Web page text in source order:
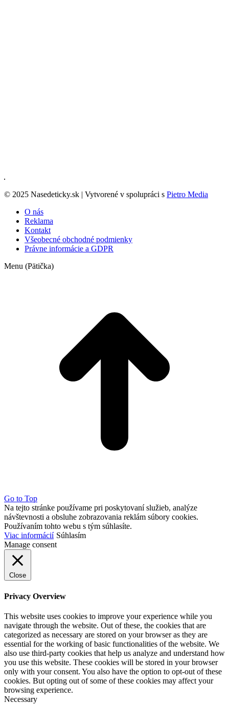
© 2025 Nasedeticky.sk | Vytvorené v spolupráci s Pietro Media
O nás
Reklama
Kontakt
Všeobecné obchodné podmienky
Právne informácie a GDPR
Menu (Pätička)
Go to Top
Na tejto stránke používame pri poskytovaní služieb, analýze
návštevnosti a obsluhe zobrazovania reklám súbory cookies.
Používaním tohto webu s tým súhlasíte.
Viac informácií Súhlasím
Manage consent
Close
Privacy Overview
This website uses cookies to improve your experience while you
navigate through the website. Out of these, the cookies that are
categorized as necessary are stored on your browser as they are
essential for the working of basic functionalities of the website. We
also use third-party cookies that help us analyze and understand how
you use this website. These cookies will be stored in your browser
only with your consent. You also have the option to opt-out of these
cookies. But opting out of some of these cookies may affect your
browsing experience.
Necessary